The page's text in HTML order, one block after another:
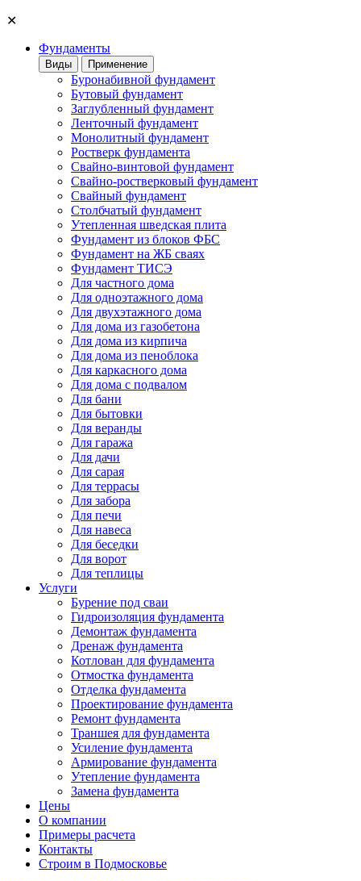
✕
Фундаменты
Виды Применение
Буронабивной фундамент
Бутовый фундамент
Заглубленный фундамент
Ленточный фундамент
Монолитный фундамент
Ростверк фундамента
Свайно-винтовой фундамент
Свайно-ростверковый фундамент
Свайный фундамент
Столбчатый фундамент
Утепленная шведская плита
Фундамент из блоков ФБС
Фундамент на ЖБ сваях
Фундамент ТИСЭ
Для частного дома
Для одноэтажного дома
Для двухэтажного дома
Для дома из газобетона
Для дома из кирпича
Для дома из пеноблока
Для каркасного дома
Для дома с подвалом
Для бани
Для бытовки
Для веранды
Для гаража
Для дачи
Для сарая
Для террасы
Для забора
Для печи
Для навеса
Для беседки
Для ворот
Для теплицы
Услуги
Бурение под сваи
Гидроизоляция фундамента
Демонтаж фундамента
Дренаж фундамента
Котлован для фундамента
Отмостка фундамента
Отделка фундамента
Проектирование фундамента
Ремонт фундамента
Траншея для фундамента
Усиление фундамента
Армирование фундамента
Утепление фундамента
Замена фундамента
Цены
О компании
Примеры расчета
Контакты
Строим в Подмосковье